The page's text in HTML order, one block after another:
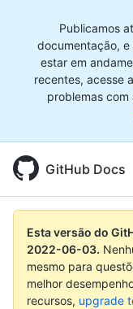
Publicamos
documentação,
estar em
recentes, acesse a
problemas
GitHub Docs
Esta versão do
2022-06-03.
mesmo para
melhor
recursos, upgrade